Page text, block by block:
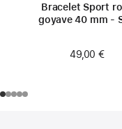
Bracelet Sport
goyave 40 mm -
49,00 €